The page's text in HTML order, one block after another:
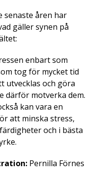
senaste åren har
gäller synen på
enbart som
tog för mycket tid
utvecklas och göra
därför motverka dem.
kan vara en
att minska stress,
och i bästa
Pernilla Förnes